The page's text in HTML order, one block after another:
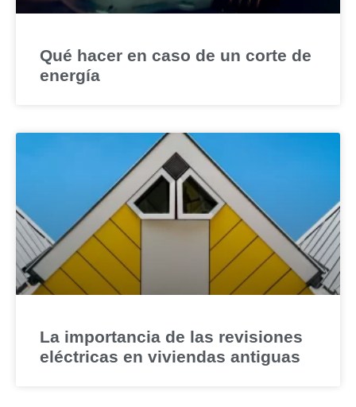
Qué hacer en caso de un corte de
energía
La importancia de las revisiones
eléctricas en viviendas antiguas